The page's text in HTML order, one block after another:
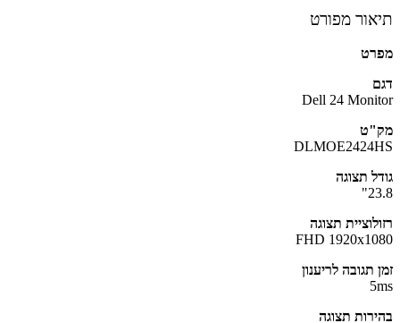
מפורט
Dell 24
תצוגה
תצוגה
FHD
תגובה לריענון
תצוגה